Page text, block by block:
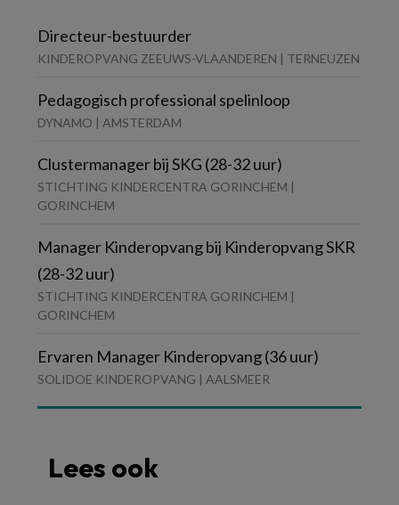
Directeur-bestuurder
KINDEROPVANG ZEEUWS-VLAANDEREN | TERNEUZEN
Pedagogisch professional spelinloop
DYNAMO | AMSTERDAM
Clustermanager bij SKG (28-32 uur)
STICHTING KINDERCENTRA GORINCHEM |
GORINCHEM
Manager Kinderopvang bij Kinderopvang SKR
(28-32 uur)
STICHTING KINDERCENTRA GORINCHEM |
GORINCHEM
Ervaren Manager Kinderopvang (36 uur)
SOLIDOE KINDEROPVANG | AALSMEER
Lees ook